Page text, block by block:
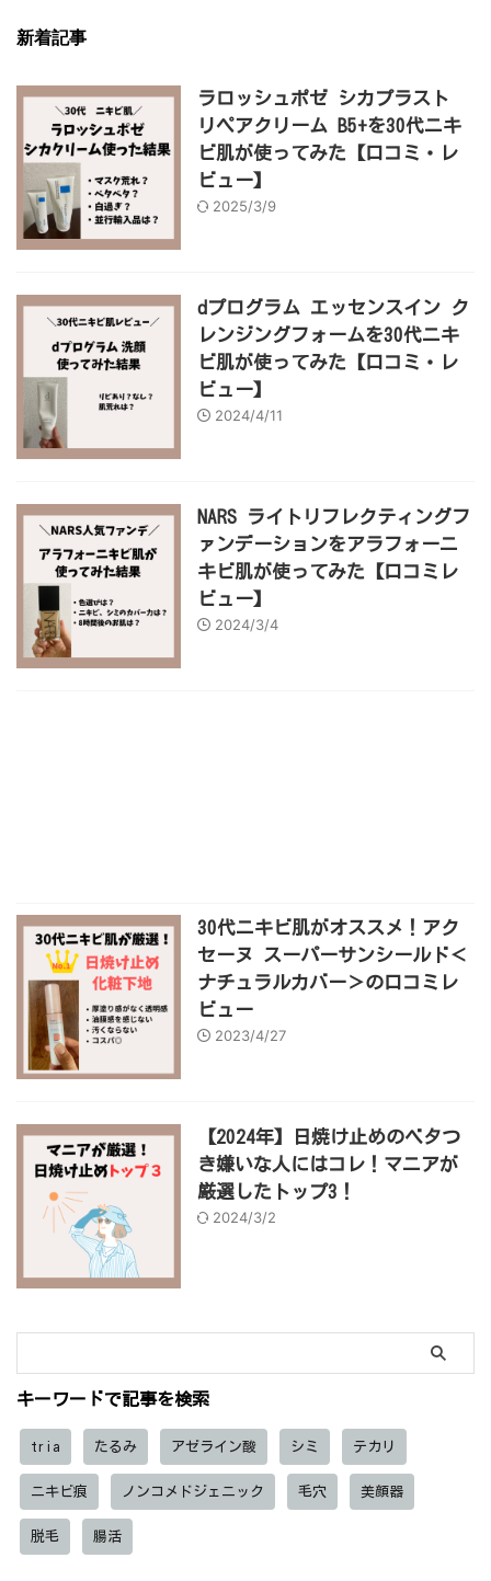
新着記事
ラロッシュポゼ シカプラスト
リペアクリーム B5+​を30代ニキ
ビ肌が使ってみた【口コミ・レ
ビュー】
2025/3/9
dプログラム エッセンスイン ク
レンジングフォームを30代ニキ
ビ肌が使ってみた【口コミ・レ
ビュー】
2024/4/11
NARS ライトリフレクティングフ
ァンデーションをアラフォーニ
キビ肌が使ってみた【口コミレ
ビュー】
2024/3/4
30代ニキビ肌がオススメ！アク
セーヌ スーパーサンシールド＜
ナチュラルカバー＞の口コミレ
ビュー
2023/4/27
【2024年】日焼け止めのベタつ
き嫌いな人にはコレ！マニアが
厳選したトップ3！
2024/3/2
キーワードで記事を検索
tria たるみ アゼライン酸 シミ テカリ
ニキビ痕 ノンコメドジェニック 毛穴 美顔器
脱毛 腸活